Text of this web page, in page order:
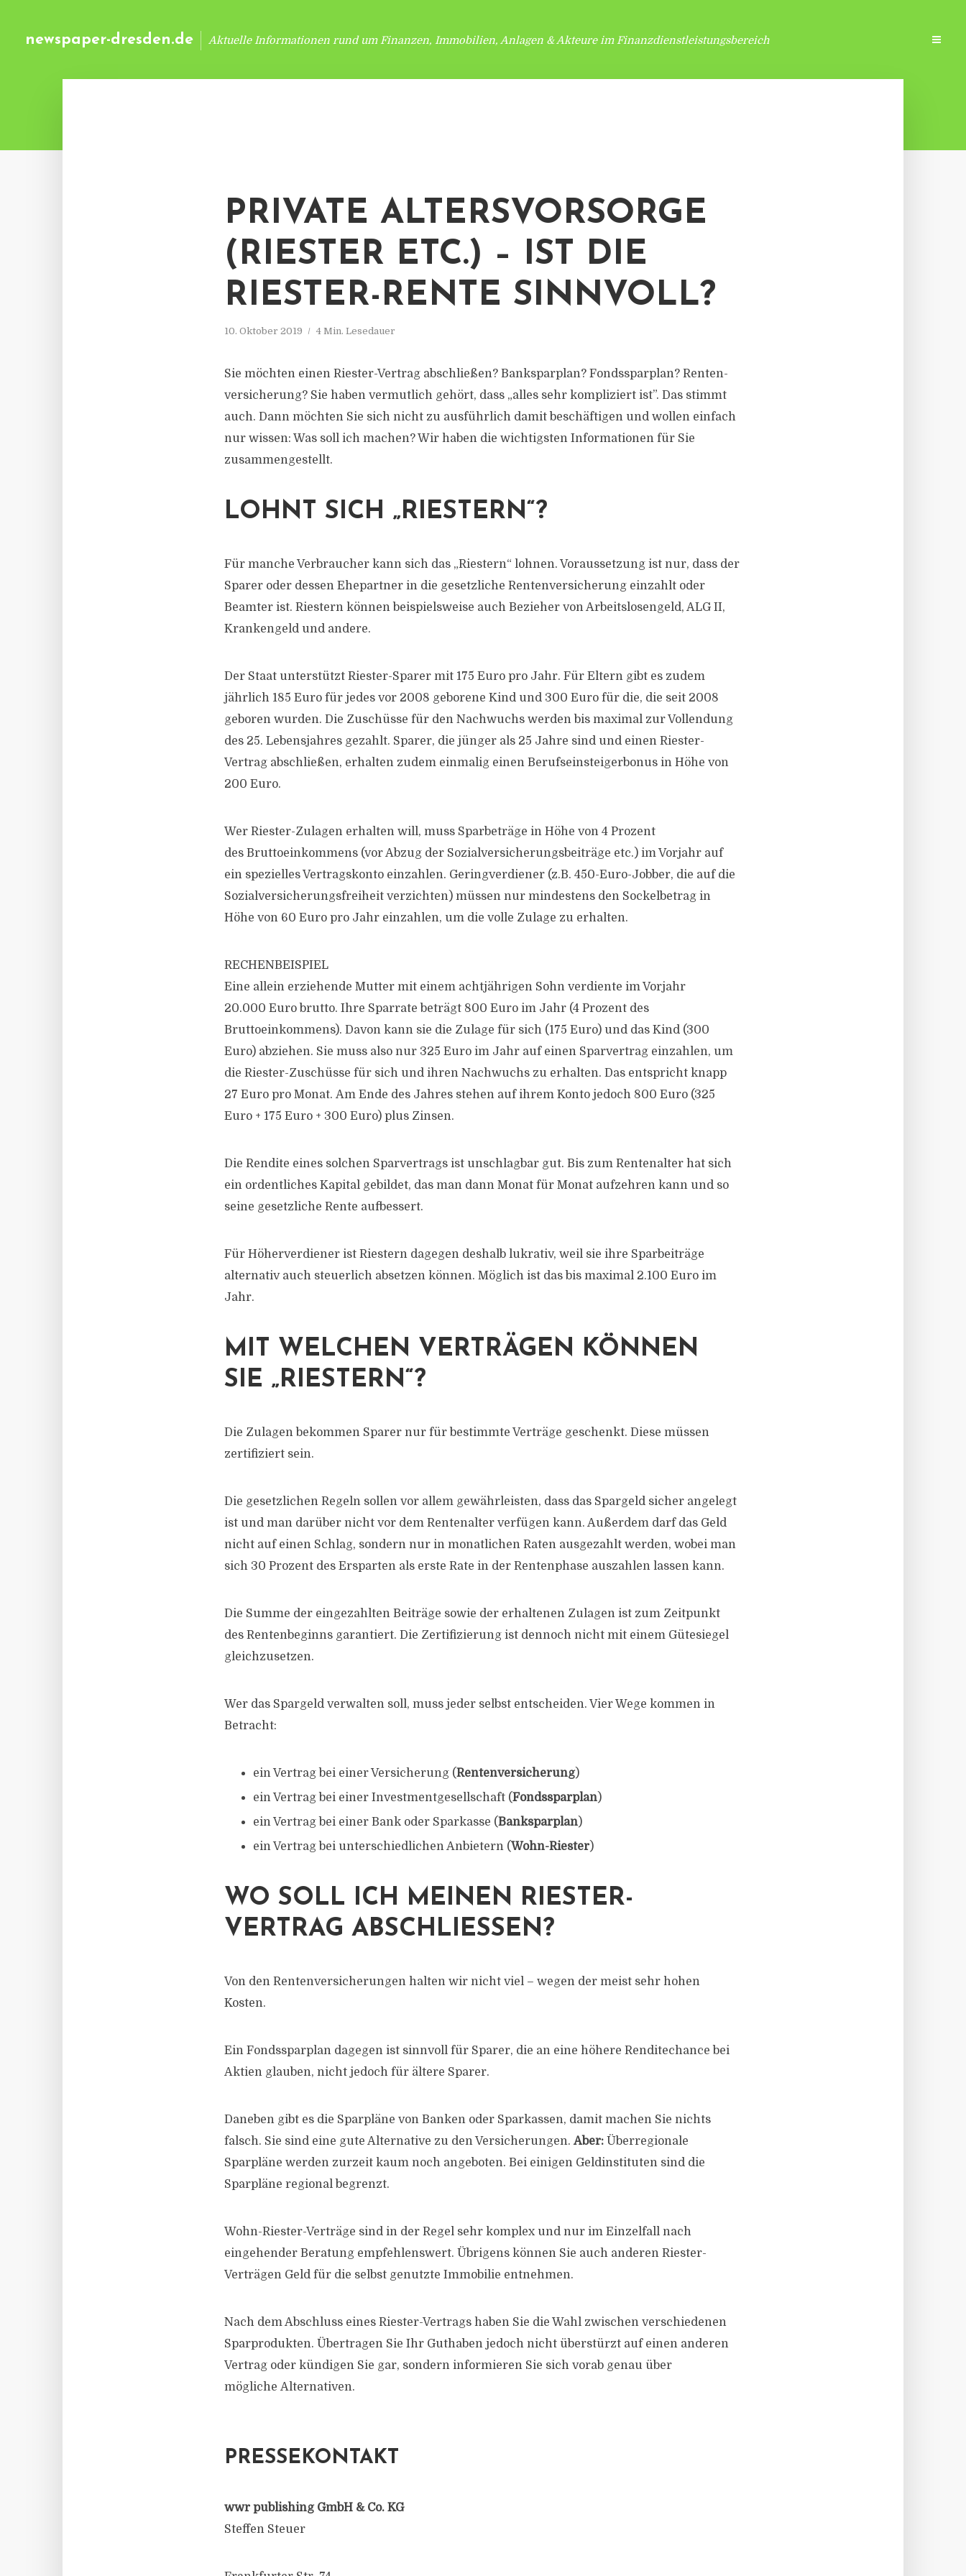
newspaper-dresden.de Aktuelle Informationen rund um Finanzen, Immobilien, Anlagen & Akteure im Finanzdienstleistungsbereich
PRIVATE ALTERSVORSORGE
(RIESTER ETC.) – IST DIE
RIESTER-RENTE SINNVOLL?
10. Oktober 2019 4 Min. Lesedauer
Sie möchten einen Riester-Vertrag abschließen? Banksparplan? Fondssparplan? Renten­
versicherung? Sie haben vermutlich gehört, dass „alles sehr kompliziert ist”. Das stimmt
auch. Dann möchten Sie sich nicht zu ausführlich damit beschäftigen und wollen einfach
nur wissen: Was soll ich machen? Wir haben die wichtigsten Informationen für Sie
zusammengestellt.
LOHNT SICH „RIESTERN“?
Für manche Verbraucher kann sich das „Riestern“ lohnen. Voraussetzung ist nur, dass der
Sparer oder dessen Ehepartner in die gesetzliche Rentenversicherung einzahlt oder
Beamter ist. Riestern können beispielsweise auch Bezieher von Arbeitslosengeld, ALG II,
Krankengeld und andere.
Der Staat unterstützt Riester-Sparer mit 175 Euro pro Jahr. Für Eltern gibt es zudem
jährlich 185 Euro für jedes vor 2008 geborene Kind und 300 Euro für die, die seit 2008
geboren wurden. Die Zuschüsse für den Nachwuchs werden bis maximal zur Vollendung
des 25. Lebensjahres gezahlt. Sparer, die jünger als 25 Jahre sind und einen Riester-
Vertrag abschließen, erhalten zudem einmalig einen Berufseinsteigerbonus in Höhe von
200 Euro.
Wer Riester-Zulagen erhalten will, muss Sparbeträge in Höhe von 4 Prozent
des Bruttoeinkommens (vor Abzug der Sozialversicherungsbeiträge etc.) im Vorjahr auf
ein spezielles Vertragskonto einzahlen. Geringverdiener (z.B. 450-Euro-Jobber, die auf die
Sozialversicherungsfreiheit verzichten) müssen nur mindestens den Sockelbetrag in
Höhe von 60 Euro pro Jahr einzahlen, um die volle Zulage zu erhalten.
RECHENBEISPIEL
Eine allein erziehende Mutter mit einem achtjährigen Sohn verdiente im Vorjahr
20.000 Euro brutto. Ihre Sparrate beträgt 800 Euro im Jahr (4 Prozent des
Bruttoeinkommens). Davon kann sie die Zulage für sich (175 Euro) und das Kind (300
Euro) abziehen. Sie muss also nur 325 Euro im Jahr auf einen Sparvertrag einzahlen, um
die Riester-Zuschüsse für sich und ihren Nachwuchs zu erhalten. Das entspricht knapp
27 Euro pro Monat. Am Ende des Jahres stehen auf ihrem Konto jedoch 800 Euro (325
Euro + 175 Euro + 300 Euro) plus Zinsen.
Die Rendite eines solchen Sparvertrags ist unschlagbar gut. Bis zum Rentenalter hat sich
ein ordentliches Kapital gebildet, das man dann Monat für Monat aufzehren kann und so
seine gesetzliche Rente aufbessert.
Für Höherverdiener ist Riestern dagegen deshalb lukrativ, weil sie ihre Sparbeiträge
alternativ auch steuerlich absetzen können. Möglich ist das bis maximal 2.100 Euro im
Jahr.
MIT WELCHEN VERTRÄGEN KÖNNEN
SIE „RIESTERN“?
Die Zulagen bekommen Sparer nur für bestimmte Verträge geschenkt. Diese müssen
zertifiziert sein.
Die gesetzlichen Regeln sollen vor allem gewährleisten, dass das Spargeld sicher angelegt
ist und man darüber nicht vor dem Rentenalter verfügen kann. Außerdem darf das Geld
nicht auf einen Schlag, sondern nur in monatlichen Raten ausgezahlt werden, wobei man
sich 30 Prozent des Ersparten als erste Rate in der Rentenphase auszahlen lassen kann.
Die Summe der eingezahlten Beiträge sowie der erhaltenen Zulagen ist zum Zeitpunkt
des Rentenbeginns garantiert. Die Zertifizierung ist dennoch nicht mit einem Gütesiegel
gleichzusetzen.
Wer das Spargeld verwalten soll, muss jeder selbst entscheiden. Vier Wege kommen in
Betracht:
ein Vertrag bei einer Versicherung (Rentenversicherung)
ein Vertrag bei einer Investmentgesellschaft (Fondssparplan)
ein Vertrag bei einer Bank oder Sparkasse (Banksparplan)
ein Vertrag bei unterschiedlichen Anbietern (Wohn-Riester)
WO SOLL ICH MEINEN RIESTER-
VERTRAG ABSCHLIESSEN?
Von den Rentenversicherungen halten wir nicht viel – wegen der meist sehr hohen
Kosten.
Ein Fondssparplan dagegen ist sinnvoll für Sparer, die an eine höhere Renditechance bei
Aktien glauben, nicht jedoch für ältere Sparer.
Daneben gibt es die Sparpläne von Banken oder Sparkassen, damit machen Sie nichts
falsch. Sie sind eine gute Alternative zu den Versicherungen. Aber: Überregionale
Sparpläne werden zurzeit kaum noch angeboten. Bei einigen Geldinstituten sind die
Sparpläne regional begrenzt.
Wohn-Riester-Verträge sind in der Regel sehr komplex und nur im Einzelfall nach
eingehender Beratung empfehlenswert. Übrigens können Sie auch anderen Riester-
Verträgen Geld für die selbst genutzte Immobilie entnehmen.
Nach dem Abschluss eines Riester-Vertrags haben Sie die Wahl zwischen verschiedenen
Sparprodukten. Übertragen Sie Ihr Guthaben jedoch nicht überstürzt auf einen anderen
Vertrag oder kündigen Sie gar, sondern informieren Sie sich vorab genau über
mögliche Alternativen.
PRESSEKONTAKT
wwr publishing GmbH & Co. KG
Steffen Steuer